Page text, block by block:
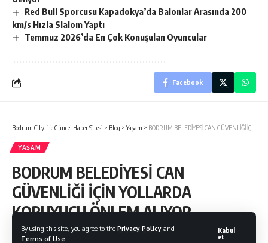
By using this site, you agree to the Privacy Policy and
Terms of Use
Kabul
et
Red Bull Sporcusu Kapadokya’da Balonlar Arasında 200
km/s Hızla Slalom Yaptı
Temmuz 2026’da En Çok Konuşulan Oyuncular
Facebook
Bodrum CityLife Güncel Haber Sitesi > Blog >Yaşam > BODRUM BELEDİYESİ CAN GÜVENLİĞİ İÇİN YOLLARDA KORUYUCU ÖNLEM ALIYOR…
YAŞAM
BODRUM BELEDİYESİ CAN
GÜVENLİĞİ İÇİN YOLLARDA
KORUYUCU ÖNLEM ALIYOR…